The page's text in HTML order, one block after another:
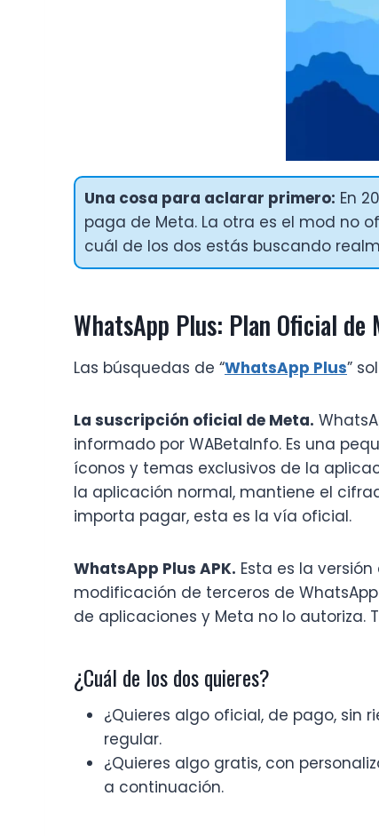
Una cosa para aclarar primero: En
paga de Meta. La otra es el mod no
cuál de los dos estás buscando
WhatsApp Plus: Plan Oficial de
Las búsquedas de “WhatsApp Plus”
La suscripción oficial de Meta.
informado por WABetaInfo. Es una
íconos y temas exclusivos de la
la aplicación normal, mantiene el
importa pagar, esta es la vía oficial.
WhatsApp Plus APK. Esta es la
modificación de terceros de
de aplicaciones y Meta no lo autoriza.
¿Cuál de los dos quieres?
¿Quieres algo oficial, de pago, sin
regular.
¿Quieres algo gratis, con
a continuación.